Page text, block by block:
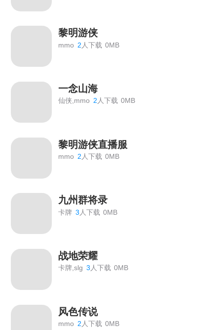
黎明游侠
mmo 2 人下载 0MB
一念山海
仙侠,mmo 2人下载 0MB
黎明游侠直播服
mmo 2 人下载 0MB
九州群将录
卡牌 3 人下载 0MB
战地荣耀
卡牌,slg 3人下载 0MB
风色传说
mmo 2 人下载 0MB